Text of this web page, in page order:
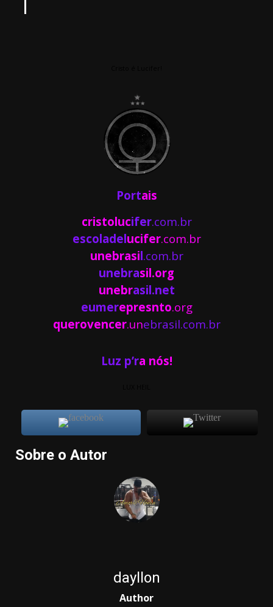
Portais
cristolucifer.com.br
escoladelucifer.com.br
unebrasil.com.br
unebrasil.org
unebrasil.net
eumerepresnto.org
querovencer.unebrasil.com.br
Luz p’ra nós!
Sobre o Autor
dayllon
Author